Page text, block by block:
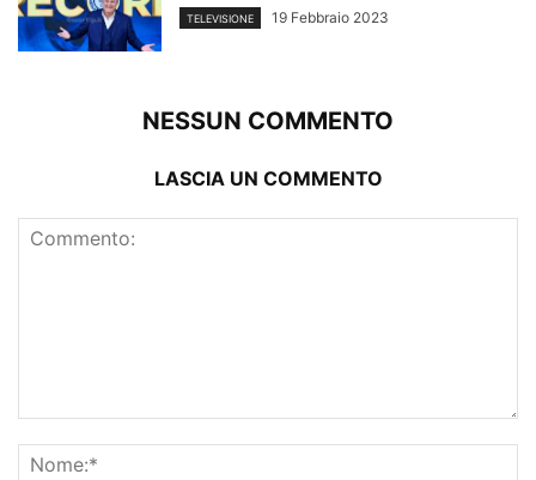
TELEVISIONE 19 Febbraio 2023
NESSUN COMMENTO
LASCIA UN COMMENTO